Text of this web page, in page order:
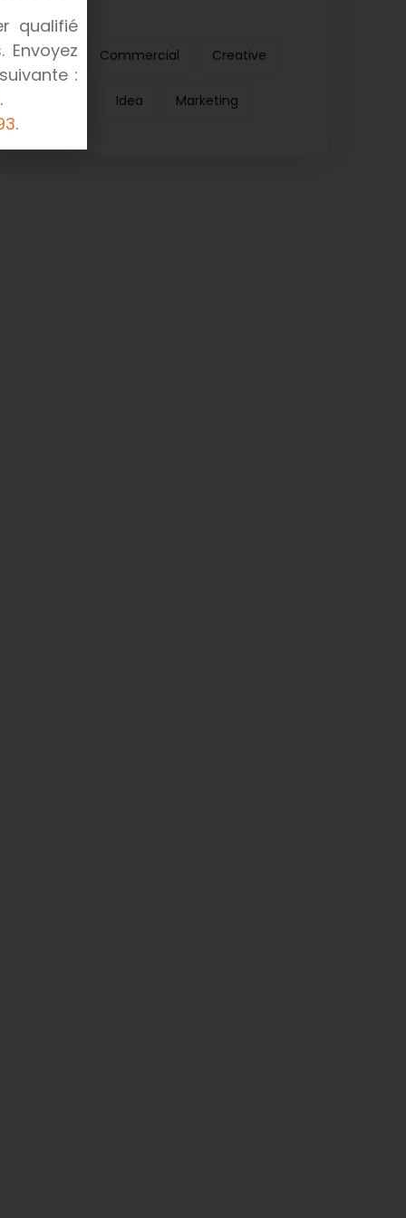
Bulb Commercial Creative
Idea Marketing
qualifié
Envoyez
:
.
.